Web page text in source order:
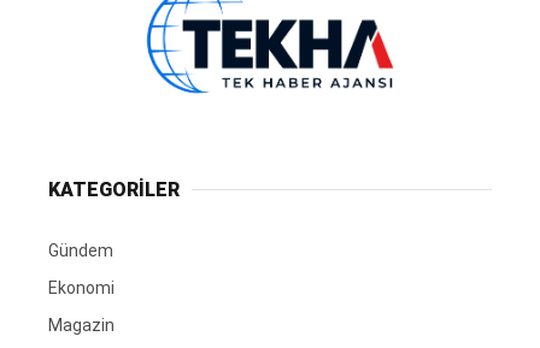
KATEGORİLER
Gündem
Ekonomi
Magazin